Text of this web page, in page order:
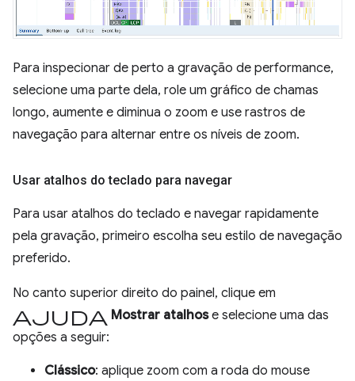
Para inspecionar de perto a gravação de performance,
selecione uma parte dela, role um gráfico de chamas
longo, aumente e diminua o zoom e use rastros de
navegação para alternar entre os níveis de zoom.
Usar atalhos do teclado para navegar
Para usar atalhos do teclado e navegar rapidamente
pela gravação, primeiro escolha seu estilo de navegação
preferido.
No canto superior direito do painel, clique em
Ajuda Mostrar atalhose selecione uma das
opções a seguir:
Clássico: aplique zoom com a roda do mouse